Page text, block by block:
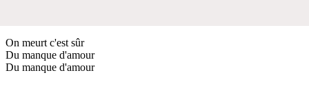
On meurt c'est sûr
Du manque d'amour
Du manque d'amour